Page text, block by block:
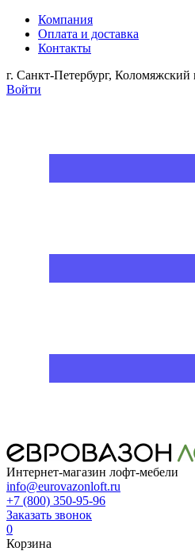
Компания
Оплата и доставка
Контакты
г. Санкт-Петербург, Коломяжский
Войти
Интернет-магазин лофт-мебели
info@eurovazonloft.ru
+7 (800) 350-95-96
Заказать звонок
0
Корзина